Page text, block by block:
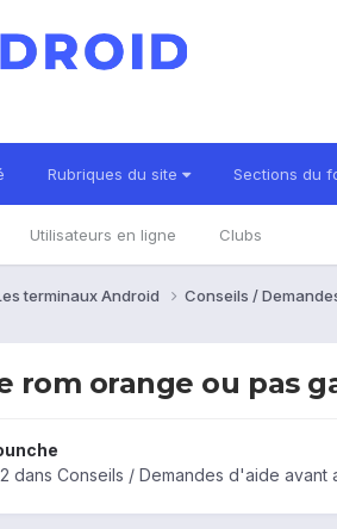
Rubriques du site Sections du
Utilisateurs en ligne Clubs
terminaux Android Conseils /
rom orange ou pas
dans Conseils / Demandes d'aide avant